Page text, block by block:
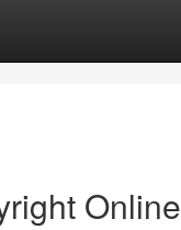
Online